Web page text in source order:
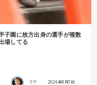
子園に枚方出身の選手が複数
場してる
フク 2026年8月7日